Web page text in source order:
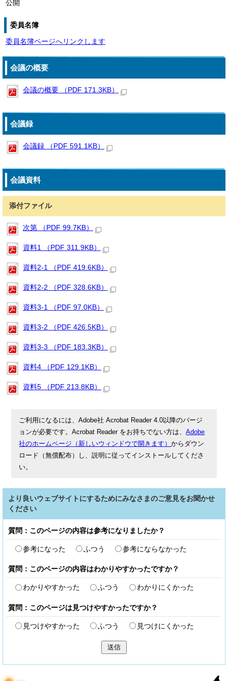
公開
委員名簿
委員名簿ページへリンクします
会議の概要
会議の概要 （PDF 171.3KB）
会議録
会議録 （PDF 591.1KB）
会議資料
添付ファイル
次第 （PDF 99.7KB）
資料1 （PDF 311.9KB）
資料2-1 （PDF 419.6KB）
資料2-2 （PDF 328.6KB）
資料3-1 （PDF 97.0KB）
資料3-2 （PDF 426.5KB）
資料3-3 （PDF 183.3KB）
資料4 （PDF 129.1KB）
資料5 （PDF 213.8KB）
ご利用になるには、Adobe社 Acrobat Reader 4.0以降のバージ
ョンが必要です。Acrobat Reader をお持ちでない方は、Adobe
社のホームページ（新しいウィンドウで開きます）からダウン
ロード（無償配布）し、説明に従ってインストールしてくださ
い。
より良いウェブサイトにするためにみなさまのご意見をお聞かせ
ください
質問：このページの内容は参考になりましたか？
参考になった ふつう 参考にならなかった
質問：このページの内容はわかりやすかったですか？
わかりやすかった ふつう わかりにくかった
質問：このページは見つけやすかったですか？
見つけやすかった ふつう 見つけにくかった
送信